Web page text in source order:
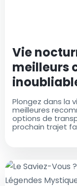
Vie
meilleurs
Plongez dans la
meilleures
options de
prochain trajet